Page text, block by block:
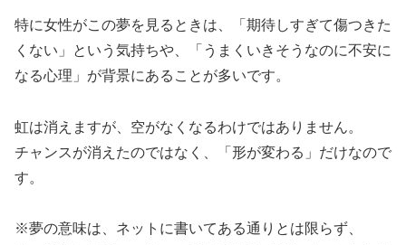
特に女性がこの夢を見るときは、「期待しすぎて傷つきた
くない」という気持ちや、「うまくいきそうなのに不安に
なる心理」が背景にあることが多いです。
虹は消えますが、空がなくなるわけではありません。
チャンスが消えたのではなく、「形が変わる」だけなので
す。
※夢の意味は、ネットに書いてある通りとは限らず、